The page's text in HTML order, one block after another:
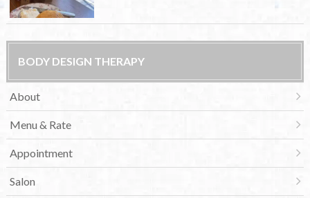
BODY DESIGN THERAPY
About
Menu & Rate
Appointment
Salon